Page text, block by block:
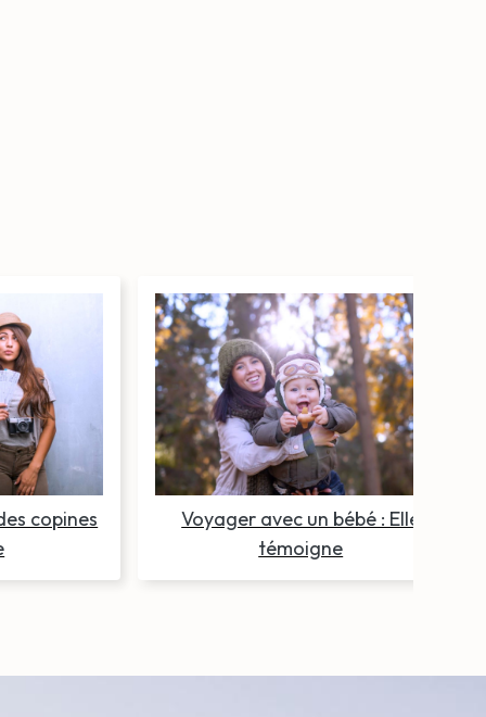
copines
Voyager avec un bébé : Elle
témoigne